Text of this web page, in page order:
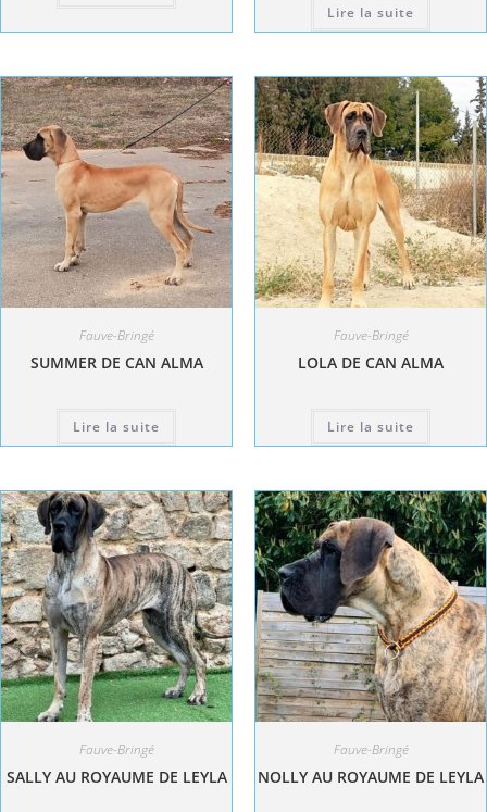
Lire la suite
Fauve-Bringé
SUMMER DE CAN ALMA
Lire la suite
Fauve-Bringé
LOLA DE CAN ALMA
Lire la suite
Fauve-Bringé
SALLY AU ROYAUME DE LEYLA
Fauve-Bringé
NOLLY AU ROYAUME DE LEYLA